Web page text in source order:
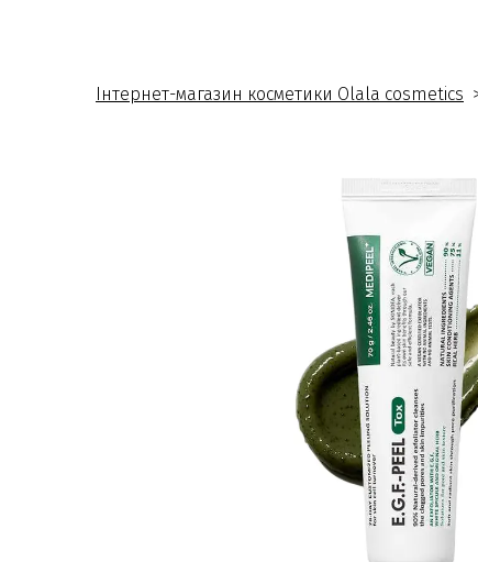
Інтернет-магазин косметики Olala cosmetics